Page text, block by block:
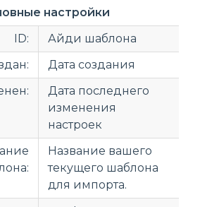
настройки
ID:
Айди шаблона
Дата создания
Дата последнего
изменения
настроек
Название вашего
текущего шаблона
для импорта.